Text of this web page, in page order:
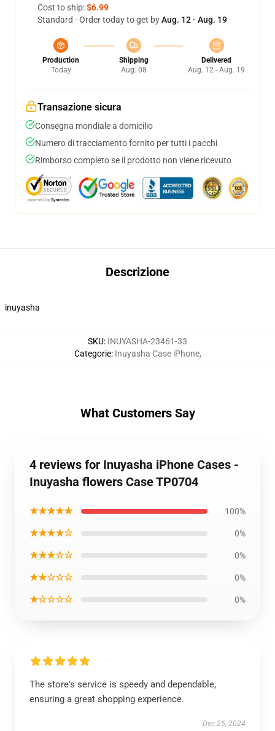
Cost to ship:$6.99
Standard - Order today to get byAug. 12 - Aug. 19
Production
Today
Shipping
Aug. 08
Delivered
Aug. 12 - Aug. 19
Transazione sicura
Consegna mondiale a domicilio
Numero di tracciamento fornito per tutti i pacchi
Rimborso completo se il prodotto non viene ricevuto
Descrizione
inuyasha
SKU: INUYASHA-23461-33
Categorie: Inuyasha Case iPhone,
What Customers Say
4 reviews for Inuyasha iPhone Cases -
Inuyasha flowers Case TP0704
★★★★★ 100%
★★★★☆ 0%
★★★☆☆ 0%
★★☆☆☆ 0%
★☆☆☆☆ 0%
The store's service is speedy and dependable,
ensuring a great shopping experience.
Dec 25, 2024